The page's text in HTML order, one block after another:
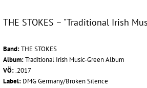
THE STOKES – "Traditional Irish
Band:THE STOKES
Album:Traditional Irish Music-Green Album
VÖ:.2017
Label: DMG Germany/Broken Silence